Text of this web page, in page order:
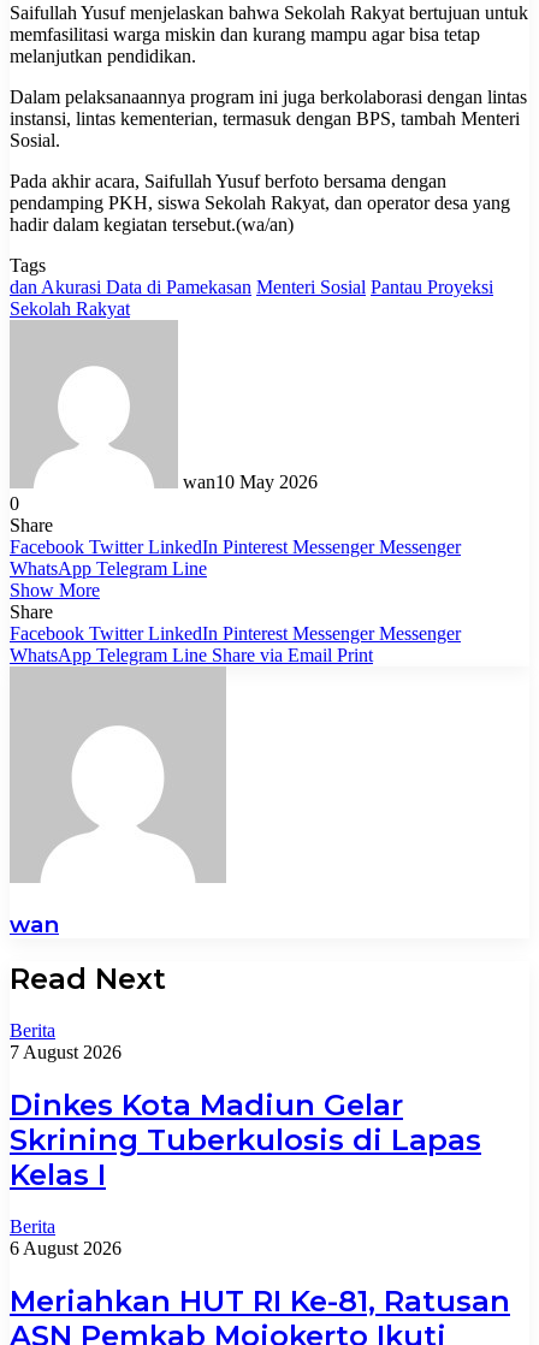
Saifullah Yusuf menjelaskan bahwa Sekolah Rakyat bertujuan untuk
memfasilitasi warga miskin dan kurang mampu agar bisa tetap
melanjutkan pendidikan.
Dalam pelaksanaannya program ini juga berkolaborasi dengan lintas
instansi, lintas kementerian, termasuk dengan BPS, tambah Menteri
Sosial.
Pada akhir acara, Saifullah Yusuf berfoto bersama dengan
pendamping PKH, siswa Sekolah Rakyat, dan operator desa yang
hadir dalam kegiatan tersebut.(wa/an)
Tags
dan Akurasi Data di Pamekasan Menteri Sosial Pantau Proyeksi
Sekolah Rakyat
wan10 May 2026
0
Share
Facebook Twitter LinkedIn Pinterest Messenger Messenger
WhatsApp Telegram Line
Show More
Share
Facebook Twitter LinkedIn Pinterest Messenger Messenger
WhatsApp Telegram Line Share via Email Print
wan
Read Next
Berita
7 August 2026
Dinkes Kota Madiun Gelar
Skrining Tuberkulosis di Lapas
Kelas I
Berita
6 August 2026
Meriahkan HUT RI Ke-81, Ratusan
ASN Pemkab Mojokerto Ikuti